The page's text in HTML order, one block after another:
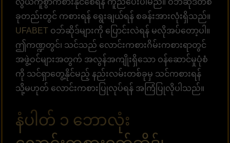
ခုတည်းတွင် ကစားရန် ရွေးချယ်ရန် စခန်းအားလုံးရှိသည်။
UFABET ဝဘ်ဆိုဒ်များကို ပြောင်းလဲရန် မလိုအပ်တော့ပါ။
ဤကဏ္ဍတွင်၊ သင်သည် လောင်းကစားဂိမ်းကစားရာတွင်
အဖွဲ့ဝင်များအတွက် အလွန်အကျိုးရှိသော ဝန်ဆောင်မှုပုံစံ
ကို သင်ရှာတွေ့နိုင်မည့် နည်းလမ်းတစ်ခုမှ သင်ကစားရန်
သို့မဟုတ် လောင်းကစားပြုလုပ်ရန် အကြံပြုလိုပါသည်။
နံပါတ် ၁ ဘောလုံး